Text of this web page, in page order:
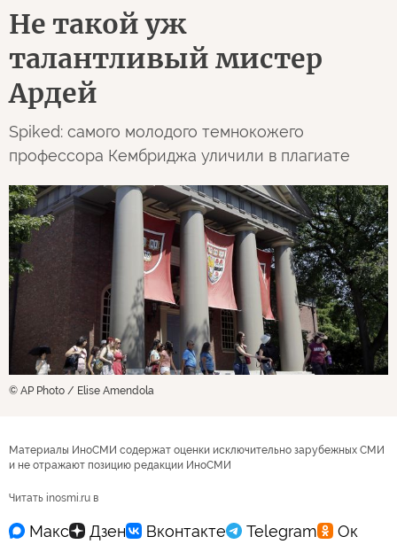
Не такой уж
талантливый мистер
Ардей
Spiked: самого молодого темнокожего
профессора Кембриджа уличили в плагиате
© AP Photo / Elise Amendola
Материалы ИноСМИ содержат оценки исключительно зарубежных СМИ
и не отражают позицию редакции ИноСМИ
Читать inosmi.ru в